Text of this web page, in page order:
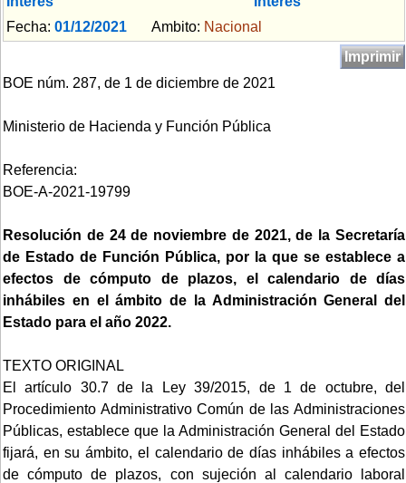
Fecha: 01/12/2021 Ambito: Nacional
Imprimir
BOE núm. 287, de 1 de diciembre de 2021
Ministerio de Hacienda y Función Pública
Referencia:
BOE-A-2021-19799
Resolución de 24 de noviembre de 2021, de la Secretaría
de Estado de Función Pública, por la que se establece a
efectos de cómputo de plazos, el calendario de días
inhábiles en el ámbito de la Administración General del
Estado para el año 2022.
TEXTO ORIGINAL
El artículo 30.7 de la Ley 39/2015, de 1 de octubre, del
Procedimiento Administrativo Común de las Administraciones
Públicas, establece que la Administración General del Estado
fijará, en su ámbito, el calendario de días inhábiles a efectos
de cómputo de plazos, con sujeción al calendario laboral